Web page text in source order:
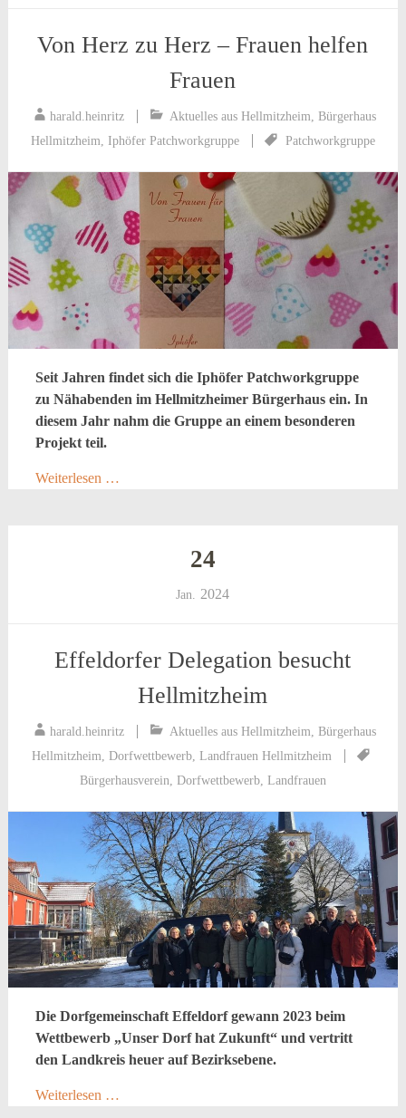
Von Herz zu Herz – Frauen helfen
Frauen
harald.heinritz Aktuelles aus Hellmitzheim, Bürgerhaus
Hellmitzheim, Iphöfer Patchworkgruppe Patchworkgruppe
Seit Jahren findet sich die Iphöfer Patchworkgruppe
zu Nähabenden im Hellmitzheimer Bürgerhaus ein. In
diesem Jahr nahm die Gruppe an einem besonderen
Projekt teil.
Weiterlesen …
24
Jan. 2024
Effeldorfer Delegation besucht
Hellmitzheim
harald.heinritz Aktuelles aus Hellmitzheim Bürgerhaus
Hellmitzheim Dorfwettbewerb, Landfrauen Hellmitzheim
Bürgerhausverein Dorfwettbewerb, Landfrauen
Die Dorfgemeinschaft Effeldorf gewann 2023 beim
Wettbewerb „Unser Dorf hat Zukunft“ und vertritt
den Landkreis heuer auf Bezirksebene.
Weiterlesen …